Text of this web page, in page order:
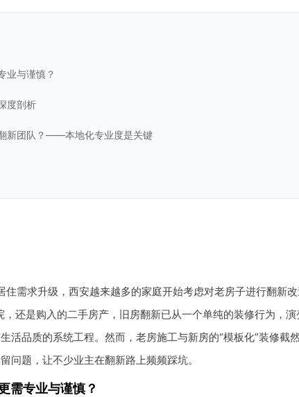
业与谨慎？
度剖析
新团队？——本地化专业度是关键
住需求升级，西安越来越多的家庭开始考虑对老房子进行翻新
还是购入的二手房产，旧房翻新已从一个单纯的装修行为，演
活品质的系统工程。然而，老房施工与新房的“模板化”装修截
问题，让不少业主在翻新路上频频踩坑。
需专业与谨慎？